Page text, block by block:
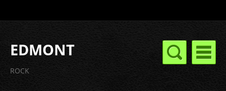
EDMONT
ROCK